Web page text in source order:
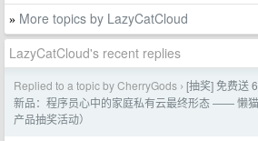
» More topics by LazyCatCloud
LazyCatCloud's recent replies
Replied to a topic by CherryGods › [抽奖] 免费送
新品：程序员心中的家庭私有云最终形态 —— 懒
产品抽奖活动）